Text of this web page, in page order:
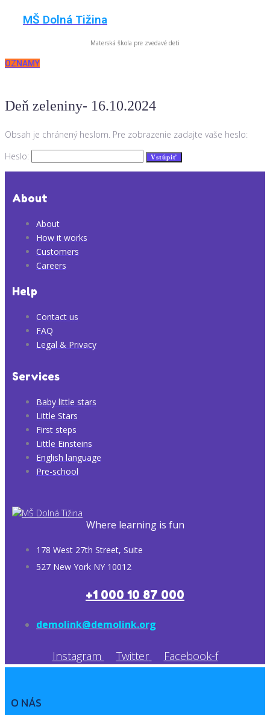
MŠ Dolná Tižina
Materská škola pre zvedavé deti
OZNAMY
Deň zeleniny- 16.10.2024
Obsah je chránený heslom. Pre zobrazenie zadajte vaše heslo:
Heslo:
About
About
How it works
Customers
Careers
Help
Contact us
FAQ
Legal & Privacy
Services
Baby little stars
Little Stars
First steps
Little Einsteins
English language
Pre-school
Where learning is fun
178 West 27th Street, Suite
527 New York NY 10012
+1 000 10 87 000
demolink@demolink.org
Instagram Twitter Facebook-f
O NÁS